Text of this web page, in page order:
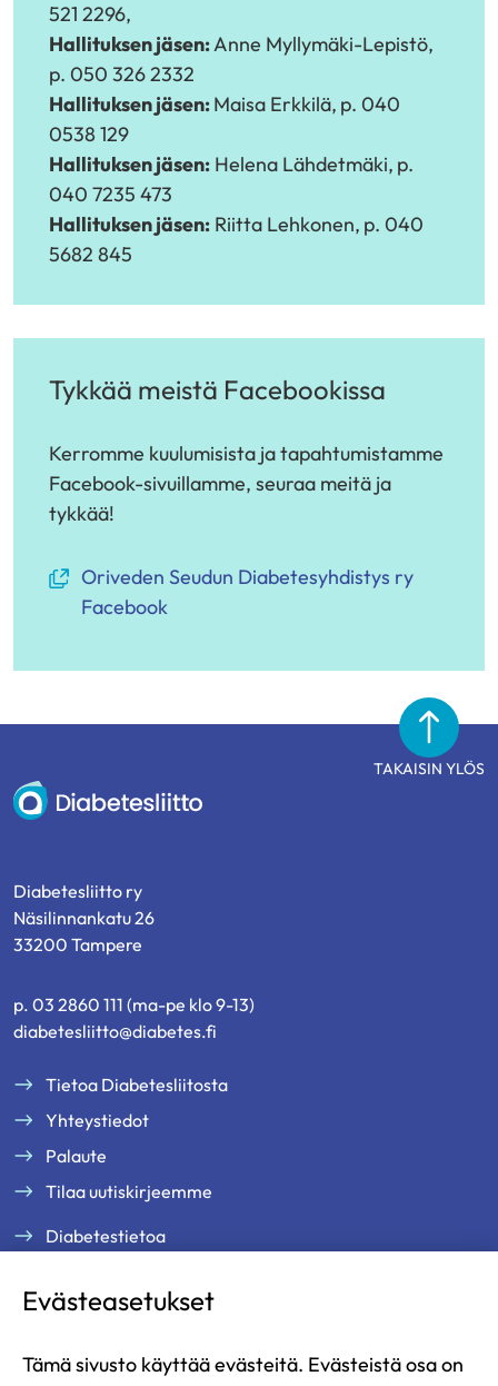
521 2296,
Hallituksen jäsen:Anne Myllymäki-Lepistö,
p. 050 326 2332
Hallituksen jäsen:Maisa Erkkilä, p. 040
0538 129
Hallituksen jäsen: Helena Lähdetmäki, p.
040 7235 473
Hallituksen jäsen: Riitta Lehkonen, p. 040
5682 845
Tykkää meistä Facebookissa
Kerromme kuulumisista ja tapahtumistamme
Facebook-sivuillamme, seuraa meitä ja
tykkää!
Oriveden Seudun Diabetesyhdistys ry
Facebook
(avautuu
uuteen
siirryt
palveluun)
TAKAISIN YLÖS
Diabetesliitto
Diabetesliitto ry
Näsilinnankatu 26
33200 Tampere
p. 03 2860 111 (ma-pe klo 9-13)
diabetesliitto@diabetes.fi
Tietoa Diabetesliitosta
Yhteystiedot
Palaute
Tilaa uutiskirjeemme
Diabetestietoa
Jäsenille
Ajankohtaista
Evästeasetukset
Tämä sivusto käyttää evästeitä. Evästeistä osa on